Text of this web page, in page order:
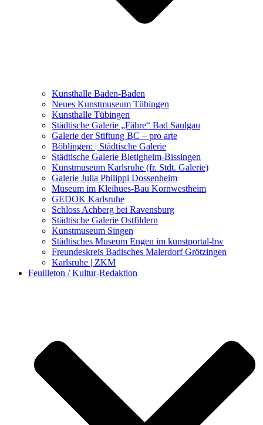
Was seither geschah
Kunstwettbewerbe, Ausschreibungen für Künstler
Kunsthalle Baden-Baden
Neues Kunstmuseum Tübingen
Kunsthalle Tübingen
Städtische Galerie „Fähre“ Bad Saulgau
Galerie der Stiftung BC – pro arte
Böblingen: | Städtische Galerie
Städtische Galerie Bietigheim-Bissingen
Kunstmuseum Karlsruhe (fr. Stdt. Galerie)
Galerie Julia Philippi Dossenheim
Museum im Kleihues-Bau Kornwestheim
GEDOK Karlsruhe
Schloss Achberg bei Ravensburg
Städtische Galerie Ostfildern
Kunstmuseum Singen
Städtisches Museum Engen im kunstportal-bw
Freundeskreis Badisches Malerdorf Grötzingen
Karlsruhe | ZKM
Feuilleton / Kultur-Redaktion